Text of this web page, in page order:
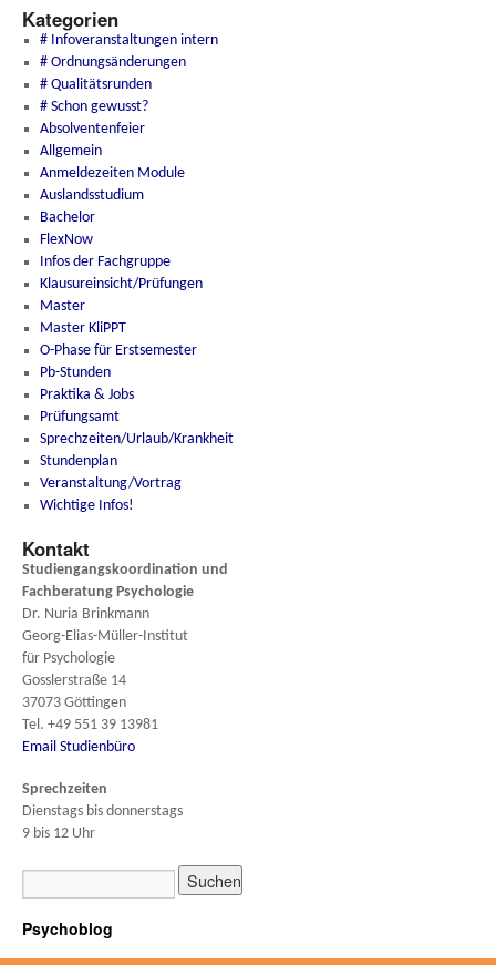
Kategorien
# Infoveranstaltungen intern
# Ordnungsänderungen
# Qualitätsrunden
# Schon gewusst?
Absolventenfeier
Allgemein
Anmeldezeiten Module
Auslandsstudium
Bachelor
FlexNow
Infos der Fachgruppe
Klausureinsicht/Prüfungen
Master
Master KliPPT
O-Phase für Erstsemester
Pb-Stunden
Praktika & Jobs
Prüfungsamt
Sprechzeiten/Urlaub/Krankheit
Stundenplan
Veranstaltung/Vortrag
Wichtige Infos!
Kontakt
Studiengangskoordination und
Fachberatung Psychologie
Dr. Nuria Brinkmann
Georg-Elias-Müller-Institut
für Psychologie
Gosslerstraße 14
37073 Göttingen
Tel. +49 551 39 13981
Email Studienbüro
Sprechzeiten
Dienstags bis donnerstags
9 bis 12 Uhr
Psychoblog